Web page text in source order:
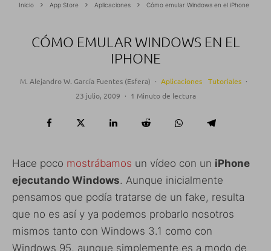
Inicio App Store Aplicaciones Cómo emular Windows en el iPhone
CÓMO EMULAR WINDOWS EN EL
IPHONE
M. Alejandro W. García Fuentes (Esfera) · Aplicaciones Tutoriales ·
23 julio, 2009 · 1 Minuto de lectura
Hace poco mostrábamos un vídeo con un iPhone
ejecutando Windows. Aunque inicialmente
pensamos que podía tratarse de un fake, resulta
que no es así y ya podemos probarlo nosotros
mismos tanto con Windows 3.1 como con
Windows 95, aunque simplemente es a modo de